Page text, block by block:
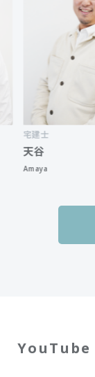
建士
YouTube